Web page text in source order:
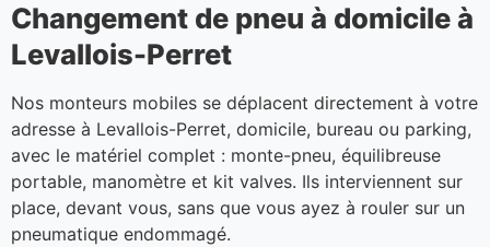
Changement de pneu à domicile à
Levallois-Perret
Nos monteurs mobiles se déplacent directement à votre
adresse à Levallois-Perret, domicile, bureau ou parking,
avec le matériel complet : monte-pneu, équilibreuse
portable, manomètre et kit valves. Ils interviennent sur
place, devant vous, sans que vous ayez à rouler sur un
pneumatique endommagé.